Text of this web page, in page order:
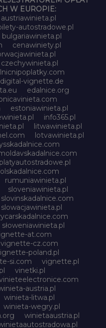
W EUROPIE:
austriawinieta.pl
autostradowe.pl
bulgariawinieta.pl
cenawiniety.pl
czechywinieta.pl
digital-vignette.de
edalnice.org
estoniawinieta.pl
info365.pl
litwawinieta.pl
lotvawinieta.pl
rumuniawinieta.pl
sloveniawinieta.pl
slovinskadalnice.com
slowacjawinieta.pl
słoweniawinieta.pl
at.com
vignette-cz.com
poland.pl
si.com
vignette.pl
vinetki.pl
austria.pl
winieta-litwa.pl
winieta-wegry.pl
winietaaustria.pl